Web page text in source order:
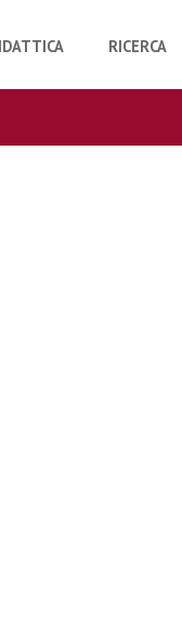
RICERCA